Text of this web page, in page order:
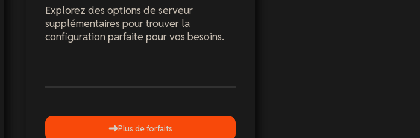
Explorez des options de serveur
supplémentaires pour trouver la
configuration parfaite pour vos besoins.
Plus de forfaits